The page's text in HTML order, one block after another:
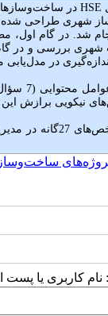
HSEدر
شهری طراحی
مطالعه مقطعی در سال
بررسی و در
در مدل‌یابی
مدیریت
ساخت‌وساز
نام کاربری یا پست